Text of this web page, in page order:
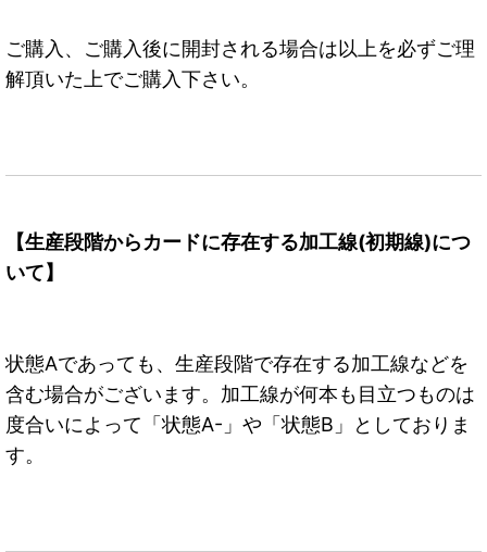
ご購入、ご購入後に開封される場合は以上を必ずご理
解頂いた上でご購入下さい。
【生産段階からカードに存在する加工線(初期線)につ
いて】
状態Aであっても、生産段階で存在する加工線などを
含む場合がございます。加工線が何本も目立つものは
度合いによって「状態A-」や「状態B」としておりま
す。